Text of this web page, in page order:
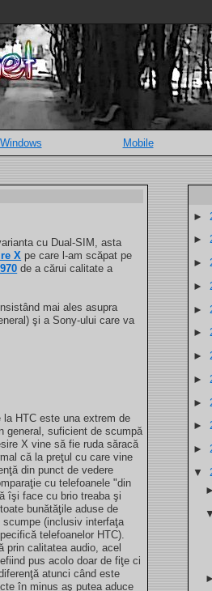
Windows Mobile
cu Dual-SIM, asta
X pe care l-am scăpat pe
de a cărui calitate a
mai ales asupra
şi a Sony-ului care va
la HTC este una extrem de
general, suficient de scumpă
X vine să fie ruda săracă
că la preţul cu care vine
din punct de vedere
cu telefoanele "din
îşi face cu brio treaba şi
bunătăţile aduse de
scumpe (inclusiv interfaţa
telefoanelor HTC).
prin calitatea audio, acel
pus acolo doar de fiţe ci
atunci când este
în minus aş putea aduce
►
►
►
►
►
►
►
►
►
►
►
▼